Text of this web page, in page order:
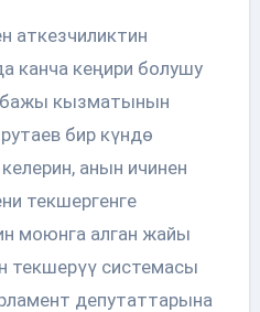
аткезчиликтин
канча кеңири болушу
кызматынын
бир күндө
анын ичинен
текшергенге
моюнга алган жайы
текшерүү системасы
депутаттарына